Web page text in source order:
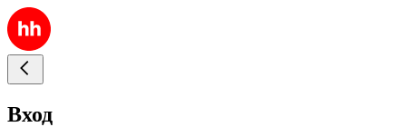
Вход